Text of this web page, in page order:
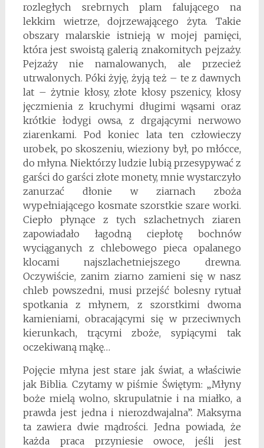
rozległych srebrnych plam falującego na
lekkim wietrze, dojrzewającego żyta. Takie
obszary malarskie istnieją w mojej pamięci,
która jest swoistą galerią znakomitych pejzaży.
Pejzaży nie namalowanych, ale przecież
utrwalonych. Póki żyję, żyją też – te z dawnych
lat – żytnie kłosy, złote kłosy pszenicy, kłosy
jęczmienia z kruchymi długimi wąsami oraz
krótkie łodygi owsa, z drgającymi nerwowo
ziarenkami. Pod koniec lata ten człowieczy
urobek, po skoszeniu, wieziony był, po młócce,
do młyna. Niektórzy ludzie lubią przesypywać z
garści do garści złote monety, mnie wystarczyło
zanurzać dłonie w ziarnach zboża
wypełniającego kosmate szorstkie szare worki.
Ciepło płynące z tych szlachetnych ziaren
zapowiadało łagodną ciepłotę bochnów
wyciąganych z chlebowego pieca opalanego
klocami najszlachetniejszego drewna.
Oczywiście, zanim ziarno zamieni się w nasz
chleb powszedni, musi przejść bolesny rytuał
spotkania z młynem, z szorstkimi dwoma
kamieniami, obracającymi się w przeciwnych
kierunkach, trącymi zboże, sypiącymi tak
oczekiwaną mąkę…
Pojęcie młyna jest stare jak świat, a właściwie
jak Biblia. Czytamy w piśmie Świętym: „Młyny
boże mielą wolno, skrupulatnie i na miałko, a
prawda jest jedna i nierozdwajalna”. Maksyma
ta zawiera dwie mądrości. Jedna powiada, że
każda praca przyniesie owoce, jeśli jest